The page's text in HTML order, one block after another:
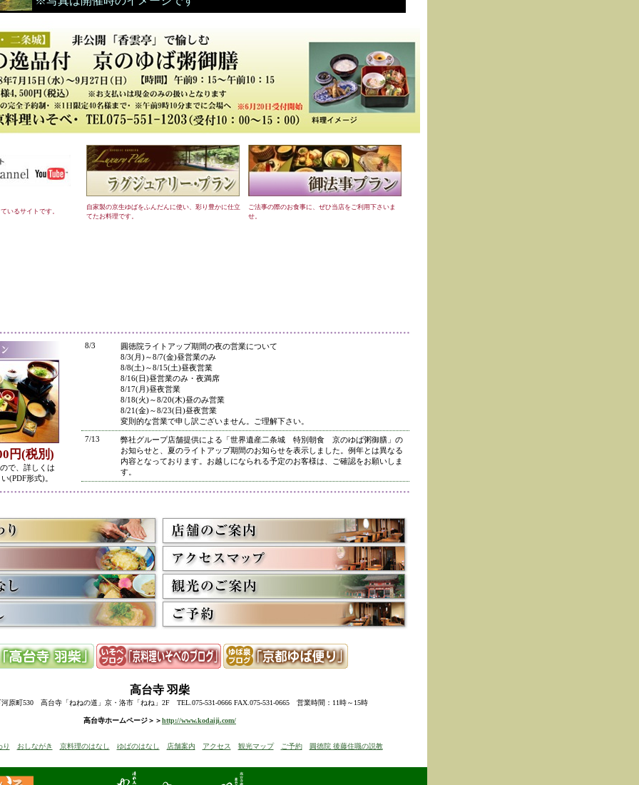
いるサイトです。
自家製の京生ゆばをふんだんに使い、彩り豊かに仕立
てたお料理です。
ご法事の際のお食事に、ぜひ当店をご利用下さいま
せ。
円(税別)
で、詳しくは
(PDF形式)。
8/3
圓徳院ライトアップ期間の夜の営業について
8/3(月)～8/7(金)昼営業のみ
8/8(土)～8/15(土)昼夜営業
8/16(日)昼営業のみ・夜満席
8/17(月)昼夜営業
8/18(火)～8/20(木)昼のみ営業
8/21(金)～8/23(日)昼夜営業
変則的な営業で申し訳ございません。ご理解下さい。
7/13
弊社グループ店舗提供による「世界遺産二条城 特別朝食 京のゆば粥御膳」の
お知らせと、夏のライトアップ期間のお知らせを表示しました。例年とは異なる
内容となっております。お越しになられる予定のお客様は、ご確認をお願いしま
す。
5/8
高台寺・圓徳院 春のライトアップ終了に伴い、表示を削除しました。
3/2
京料理いそべ担当・世界遺産二条城での特別昼食、高台寺冬の夜の茶会「夜咄」
終了に伴い削除させていただきました。多くのお客様にご利用いただきありがと
うございました。
高台寺・圓徳院・春の夜間ライトアップのお知らせを表示しました。
お越しの際のお食事に、ぜひ当店をご利用下さい。
12/15
高台寺・秋の夜間特別拝観終了に伴い、表示を削除させていただきました。
たくさんのお客様にお越しいただき、ありがとうございました。
来年1月からの催しを2件表示させていただきました。
ぜひご予約下さい。
12/13(土)は寺院行事の為、休業とさせていただきます。
10/20
高台寺・圓徳院・秋の夜間特別拝観のお知らせを表示しました。
前日までにご予約ください。
当日はお並びいただいた順に席へご案内いたします。
8/18 高台寺・秋の夜の観月茶会と秋の夜間特別拝観のお知らせを表示しました
らせを追加しました。
5/26 昨今の原材料費・燃料費・人件費等の高騰によりやむを得ず、価格改定をさせて
いただきます
高台寺 羽柴
原町530 高台寺「ねねの道」京・洛市「ねね」2F TEL.075-531-0666 FAX.075-531-0665 営業時間：11時～15時
高台寺ホームページ＞＞http://www.kodaiji.com/
り おしながき 京料理のはなし ゆばのはなし 店舗案内 アクセス 観光マップ ご予約 圓徳院 後藤住職の説教